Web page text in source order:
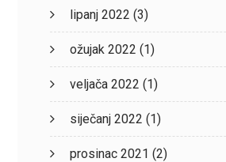
lipanj 2022 (3)
ožujak 2022 (1)
veljača 2022 (1)
siječanj 2022 (1)
prosinac 2021 (2)